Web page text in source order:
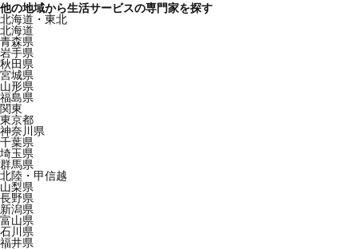
他の地域から生活サービスの専門家を探す
北海道・東北
北海道
青森県
岩手県
秋田県
宮城県
山形県
福島県
関東
東京都
神奈川県
千葉県
埼玉県
群馬県
北陸・甲信越
山梨県
長野県
新潟県
富山県
石川県
福井県